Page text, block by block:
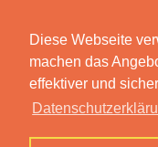
Diese Webseite
machen das
effektiver und